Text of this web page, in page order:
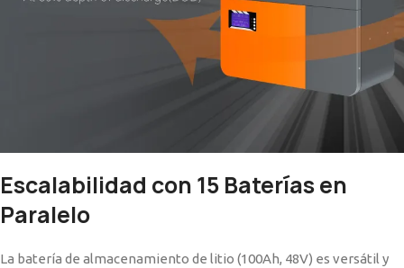
Escalabilidad con 15 Baterías en
Paralelo
La batería de almacenamiento de litio (100Ah, 48V) es versátil y